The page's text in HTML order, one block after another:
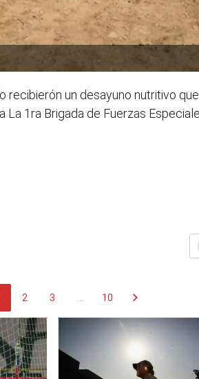
recibierón un desayuno nutritivo
1ra Brigada de Fuerzas
2 3 ... 10 chevron_right